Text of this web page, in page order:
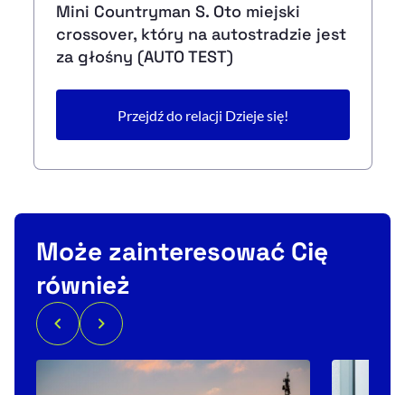
Mini Countryman S. Oto miejski
crossover, który na autostradzie jest
za głośny (AUTO TEST)
Przejdź do relacji Dzieje się!
Może zainteresować Cię
również